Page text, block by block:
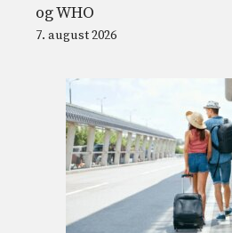
og WHO
7. august 2026